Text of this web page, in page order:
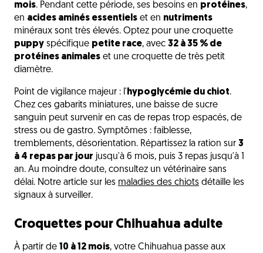
mois. Pendant cette période, ses besoins en protéines,
en acides aminés essentiels et en nutriments
minéraux sont très élevés. Optez pour une croquette
puppy spécifique petite race, avec 32 à 35 % de
protéines animales et une croquette de très petit
diamètre.
Point de vigilance majeur : l' hypoglycémie du chiot.
Chez ces gabarits miniatures, une baisse de sucre
sanguin peut survenir en cas de repas trop espacés, de
stress ou de gastro. Symptômes : faiblesse,
tremblements, désorientation. Répartissez la ration sur 3
à 4 repas par jour jusqu'à 6 mois, puis 3 repas jusqu'à 1
an. Au moindre doute, consultez un vétérinaire sans
délai. Notre article sur les maladies des chiots détaille les
signaux à surveiller.
Croquettes pour Chihuahua adulte
À partir de 10 à 12 mois, votre Chihuahua passe aux